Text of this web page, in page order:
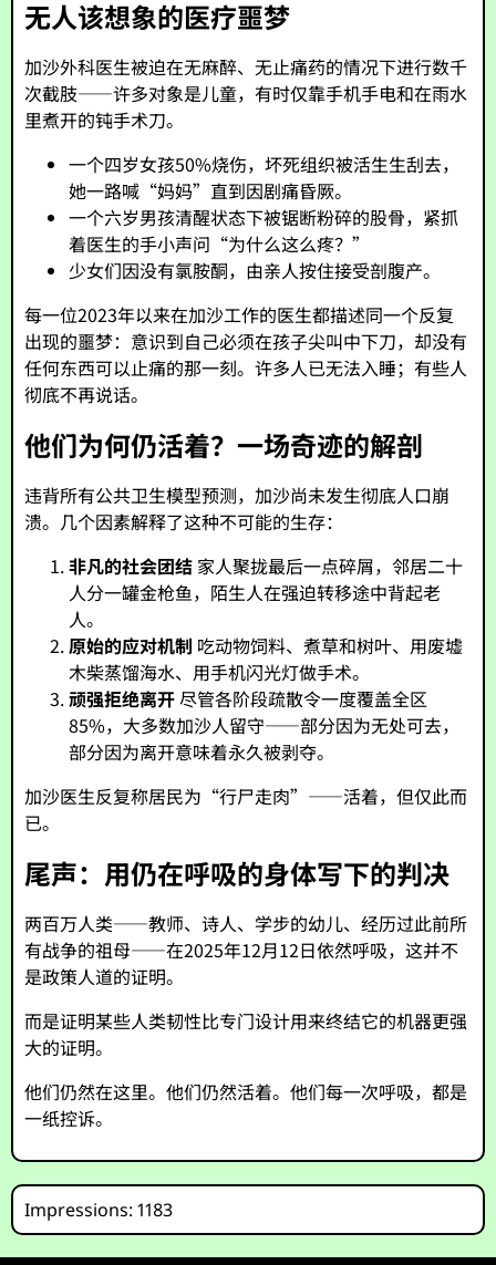
无人该想象的医疗噩梦
加沙外科医生被迫在无麻醉、无止痛药的情况下进行数千
次截肢——许多对象是儿童，有时仅靠手机手电和在雨水
里煮开的钝手术刀。
一个四岁女孩50%烧伤，坏死组织被活生生刮去，
她一路喊“妈妈”直到因剧痛昏厥。
一个六岁男孩清醒状态下被锯断粉碎的股骨，紧抓
着医生的手小声问“为什么这么疼？”
少女们因没有氯胺酮，由亲人按住接受剖腹产。
每一位2023年以来在加沙工作的医生都描述同一个反复
出现的噩梦：意识到自己必须在孩子尖叫中下刀，却没有
任何东西可以止痛的那一刻。许多人已无法入睡；有些人
彻底不再说话。
他们为何仍活着？一场奇迹的解剖
违背所有公共卫生模型预测，加沙尚未发生彻底人口崩
溃。几个因素解释了这种不可能的生存：
非凡的社会团结 家人聚拢最后一点碎屑，邻居二十
人分一罐金枪鱼，陌生人在强迫转移途中背起老
人。
原始的应对机制 吃动物饲料、煮草和树叶、用废墟
木柴蒸馏海水、用手机闪光灯做手术。
顽强拒绝离开尽管各阶段疏散令一度覆盖全区
85%，大多数加沙人留守——部分因为无处可去，
部分因为离开意味着永久被剥夺。
加沙医生反复称居民为“行尸走肉”——活着，但仅此而
已。
尾声：用仍在呼吸的身体写下的判决
两百万人类——教师、诗人、学步的幼儿、经历过此前所
有战争的祖母——在2025年12月12日依然呼吸，这并不
是政策人道的证明。
而是证明某些人类韧性比专门设计用来终结它的机器更强
大的证明。
他们仍然在这里。他们仍然活着。他们每一次呼吸，都是
一纸控诉。
Impressions: 1183